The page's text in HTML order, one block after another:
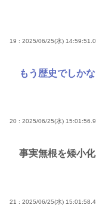
19 : 2025/06/25(水)
もう歴史でしか
20 : 2025/06/25(水)
事実無根を矮小
21 : 2025/06/25(水)